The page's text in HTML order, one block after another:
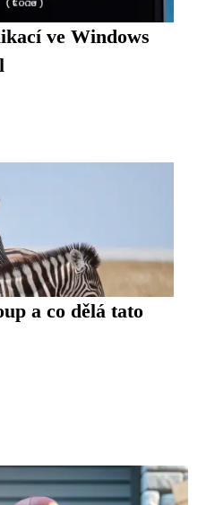
ve Windows
a co dělá tato